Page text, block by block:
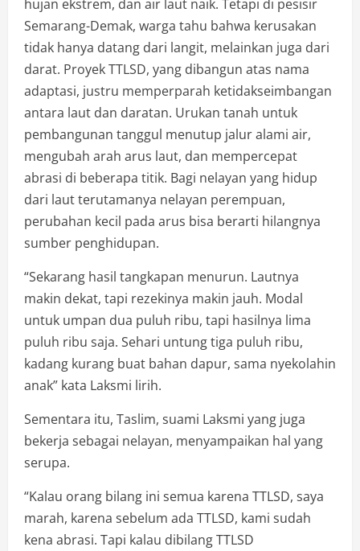
hujan ekstrem, dan air laut naik. Tetapi di pesisir
Semarang-Demak, warga tahu bahwa kerusakan
tidak hanya datang dari langit, melainkan juga dari
darat. Proyek TTLSD, yang dibangun atas nama
adaptasi, justru memperparah ketidakseimbangan
antara laut dan daratan. Urukan tanah untuk
pembangunan tanggul menutup jalur alami air,
mengubah arah arus laut, dan mempercepat
abrasi di beberapa titik. Bagi nelayan yang hidup
dari laut terutamanya nelayan perempuan,
perubahan kecil pada arus bisa berarti hilangnya
sumber penghidupan.
“Sekarang hasil tangkapan menurun. Lautnya
makin dekat, tapi rezekinya makin jauh. Modal
untuk umpan dua puluh ribu, tapi hasilnya lima
puluh ribu saja. Sehari untung tiga puluh ribu,
kadang kurang buat bahan dapur, sama nyekolahin
anak” kata Laksmi lirih.
Sementara itu, Taslim, suami Laksmi yang juga
bekerja sebagai nelayan, menyampaikan hal yang
serupa.
“Kalau orang bilang ini semua karena TTLSD, saya
marah, karena sebelum ada TTLSD, kami sudah
kena abrasi. Tapi kalau dibilang TTLSD